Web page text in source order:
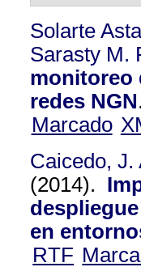
Solarte
Sarasty M.
monitoreo
redes NGN.
Marcado
Caicedo, J.
(2014).
en
RTF